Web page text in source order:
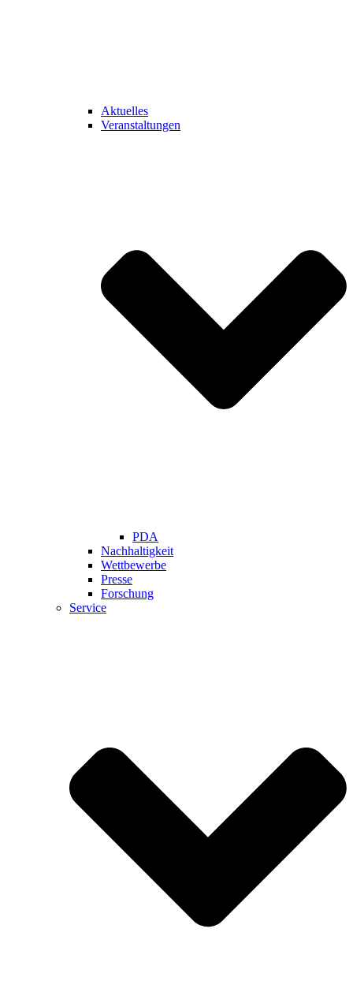
Aktuelles
Veranstaltungen
PDA
Nachhaltigkeit
Wettbewerbe
Presse
Forschung
Service